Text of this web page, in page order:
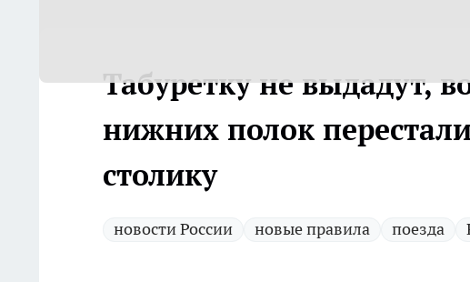
Табуретку не выдадут,
нижних полок
столику
новости России новые правила поезда